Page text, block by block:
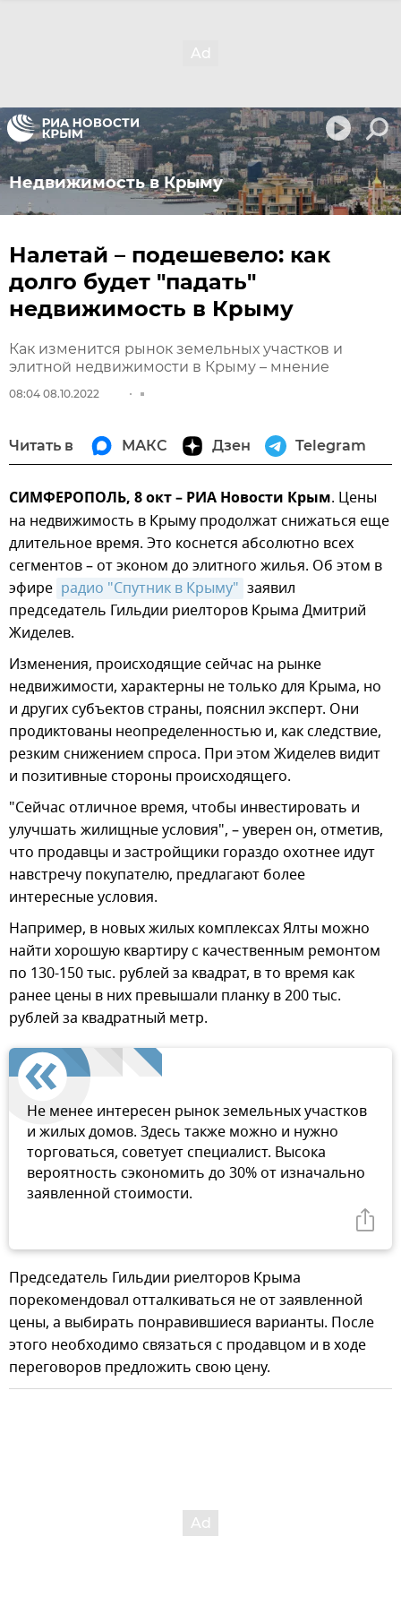
Недвижимость в Крыму
Налетай – подешевело: как
долго будет "падать"
недвижимость в Крыму
Как изменится рынок земельных участков и
элитной недвижимости в Крыму – мнение
08:04 08.10.2022
Читать в МАКС Дзен Telegram
СИМФЕРОПОЛЬ, 8 окт – РИА Новости Крым. Цены
на недвижимость в Крыму продолжат снижаться еще
длительное время. Это коснется абсолютно всех
сегментов – от эконом до элитного жилья. Об этом в
эфире радио "Спутник в Крыму" заявил
председатель Гильдии риелторов Крыма Дмитрий
Жиделев.
Изменения, происходящие сейчас на рынке
недвижимости, характерны не только для Крыма, но
и других субъектов страны, пояснил эксперт. Они
продиктованы неопределенностью и, как следствие,
резким снижением спроса. При этом Жиделев видит
и позитивные стороны происходящего.
"Сейчас отличное время, чтобы инвестировать и
улучшать жилищные условия", – уверен он, отметив,
что продавцы и застройщики гораздо охотнее идут
навстречу покупателю, предлагают более
интересные условия.
Например, в новых жилых комплексах Ялты можно
найти хорошую квартиру с качественным ремонтом
по 130-150 тыс. рублей за квадрат, в то время как
ранее цены в них превышали планку в 200 тыс.
рублей за квадратный метр.
Не менее интересен рынок земельных участков
и жилых домов. Здесь также можно и нужно
торговаться, советует специалист. Высока
вероятность сэкономить до 30% от изначально
заявленной стоимости.
Председатель Гильдии риелторов Крыма
порекомендовал отталкиваться не от заявленной
цены, а выбирать понравившиеся варианты. После
этого необходимо связаться с продавцом и в ходе
переговоров предложить свою цену.